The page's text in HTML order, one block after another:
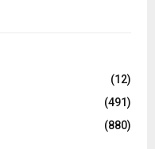
(12)
(491)
(880)